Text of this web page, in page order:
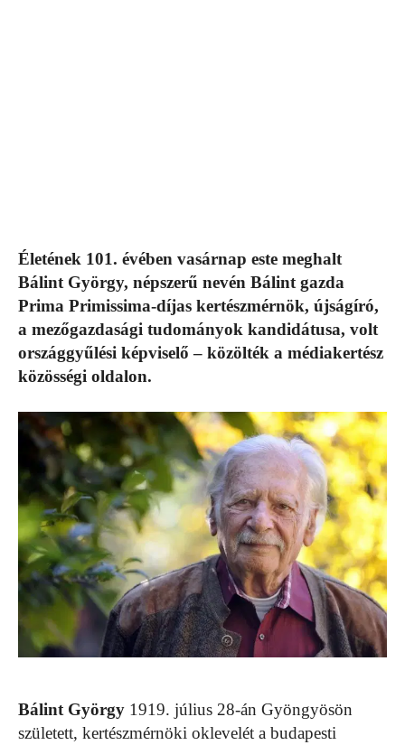
Életének 101. évében vasárnap este meghalt
Bálint György, népszerű nevén Bálint gazda
Prima Primissima-díjas kertészmérnök, újságíró,
a mezőgazdasági tudományok kandidátusa, volt
országgyűlési képviselő – közölték a médiakertész
közösségi oldalon.
Bálint György 1919. július 28-án Gyöngyösön
született, kertészmérnöki oklevelét a budapesti